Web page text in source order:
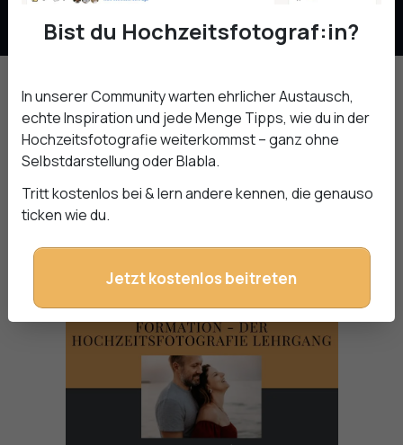
Du möchtest Hochzeitsfotograf:in werden oder du bist
bereits eine:r? Dann findest du hier jede Menge Kurse,
die dich in deinem Hochzeitsfotografie Business
unterstützen. Kurse, Workshops ...
Diese Kurse gibt es bei uns:
Bist du Hochzeitsfotograf:in?
In unserer Community warten ehrlicher Austausch,
echte Inspiration und jede Menge Tipps, wie du in der
Hochzeitsfotografie weiterkommst – ganz ohne
Selbstdarstellung oder Blabla.
Tritt kostenlos bei & lern andere kennen, die genauso
ticken wie du.
Jetzt kostenlos beitreten